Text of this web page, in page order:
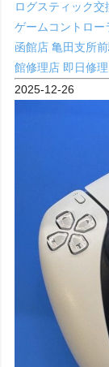
ログスティック交
ゲームコントロ
函館店亀田支所
館修理店 即日修理
2025-12-26